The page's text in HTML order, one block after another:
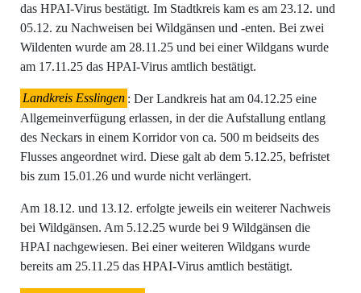
das HPAI-Virus bestätigt. Im Stadtkreis kam es am 23.12. und
05.12. zu Nachweisen bei Wildgänsen und -enten. Bei zwei
Wildenten wurde am 28.11.25 und bei einer Wildgans wurde
am 17.11.25 das HPAI-Virus amtlich bestätigt.
Landkreis Esslingen : Der Landkreis hat am 04.12.25 eine
Allgemeinverfügung erlassen, in der die Aufstallung entlang
des Neckars in einem Korridor von ca. 500 m beidseits des
Flusses angeordnet wird. Diese galt ab dem 5.12.25, befristet
bis zum 15.01.26 und wurde nicht verlängert.
Am 18.12. und 13.12. erfolgte jeweils ein weiterer Nachweis
bei Wildgänsen. Am 5.12.25 wurde bei 9 Wildgänsen die
HPAI nachgewiesen. Bei einer weiteren Wildgans wurde
bereits am 25.11.25 das HPAI-Virus amtlich bestätigt.